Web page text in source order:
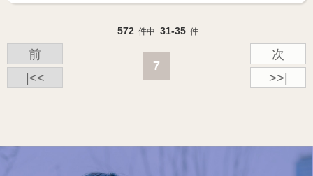
572 件中 31-35 件
|<<
前
7
次
>>|